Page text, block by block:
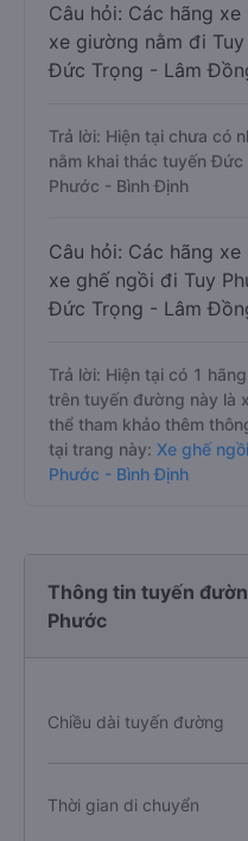
Câu hỏi: Các hãng
xe giường nằm đi
Đức Trọng - Lâm
Trả lời: Hiện tại chưa có
nằm khai thác tuyến
Phước - Bình Định
Câu hỏi: Các hãng
xe ghế ngồi đi Tuy
Đức Trọng - Lâm
Trả lời: Hiện tại có 1
trên tuyến đường này là
thể tham khảo thêm
tại trang này: Xe ghế
Phước - Bình Định
Thông tin tuyến
Phước
Chiều dài tuyến đường
Thời gian di chuyển